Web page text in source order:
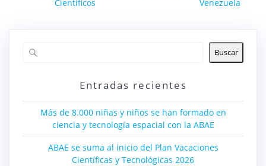
Científicos
Venezuela
Buscar
Entradas recientes
Más de 8.000 niñas y niños se han formado en
ciencia y tecnología espacial con la ABAE
ABAE se suma al inicio del Plan Vacaciones
Científicas y Tecnológicas 2026